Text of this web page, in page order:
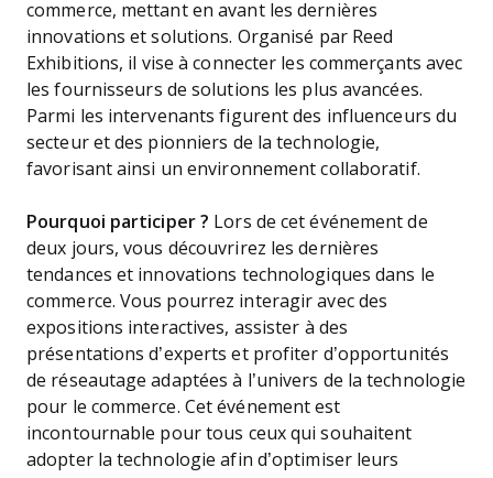
commerce, mettant en avant les dernières
innovations et solutions. Organisé par Reed
Exhibitions, il vise à connecter les commerçants avec
les fournisseurs de solutions les plus avancées.
Parmi les intervenants figurent des influenceurs du
secteur et des pionniers de la technologie,
favorisant ainsi un environnement collaboratif.
Pourquoi participer ? Lors de cet événement de
deux jours, vous découvrirez les dernières
tendances et innovations technologiques dans le
commerce. Vous pourrez interagir avec des
expositions interactives, assister à des
présentations d’experts et profiter d’opportunités
de réseautage adaptées à l’univers de la technologie
pour le commerce. Cet événement est
incontournable pour tous ceux qui souhaitent
adopter la technologie afin d’optimiser leurs